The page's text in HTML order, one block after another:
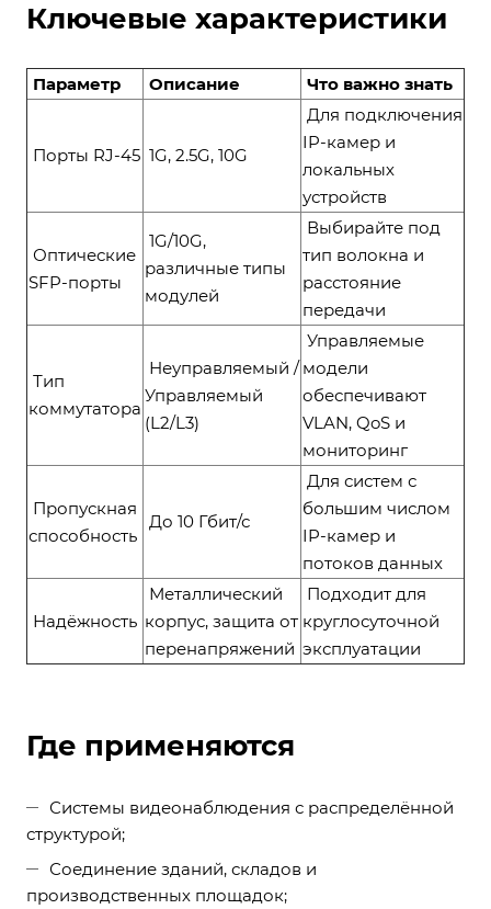
Ключевые характеристики
Параметр Описание Что важно знать
Порты RJ-45 1G, 2.5G, 10G
Для подключения
IP-камер и
локальных
устройств
Оптические
SFP-порты
1G/10G,
различные типы
модулей
Выбирайте под
тип волокна и
расстояние
передачи
Тип
коммутатора
Неуправляемый /
Управляемый
(L2/L3)
Управляемые
модели
обеспечивают
VLAN, QoS и
мониторинг
Пропускная
способность
До 10 Гбит/с
Для систем с
большим числом
IP-камер и
потоков данных
Надёжность
Металлический
корпус, защита от
перенапряжений
Подходит для
круглосуточной
эксплуатации
Где применяются
Системы видеонаблюдения с распределённой
структурой;
Соединение зданий, складов и
производственных площадок;